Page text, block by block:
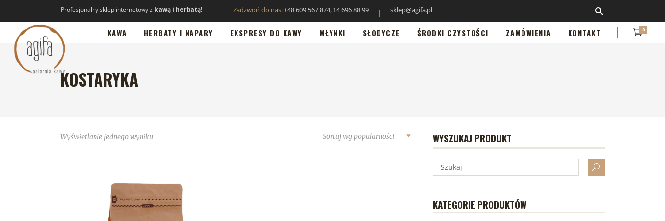
Profesjonalny sklep internetowy z kawą i herbatą! Zadzwoń do nas:+48 609 567 874, 14 696 88 99 sklep@agifa.pl
KAWA HERBATY I NAPARY EKSPRESY DO KAWY MŁYNKI SŁODYCZE ŚRODKI CZYSTOŚCI ZAMÓWIENIA KONTAKT 0
KOSTARYKA
Wyświetlanie jednego wyniku Sortuj wg popularności WYSZUKAJ PRODUKT
KATEGORIE PRODUKTÓW